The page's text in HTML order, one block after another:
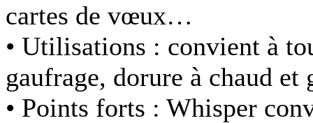
cartes de vœux…
• Utilisations : convient à
gaufrage, dorure à chaud et
• Points forts : Whisper